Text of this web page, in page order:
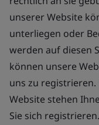
unserer Website
unterliegen oder
werden auf diesen
können unsere
uns zu
Website stehen
Sie sich